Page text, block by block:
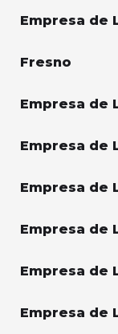
Empresa de
Fresno
Empresa de
Empresa de
Empresa de
Empresa de
Empresa de
Empresa de